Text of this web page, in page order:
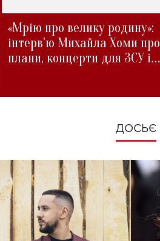
«Мрію про велику родину»:
інтерв'ю Михайла Хоми про
плани, концерти для ЗСУ і
ДОСЬЄ